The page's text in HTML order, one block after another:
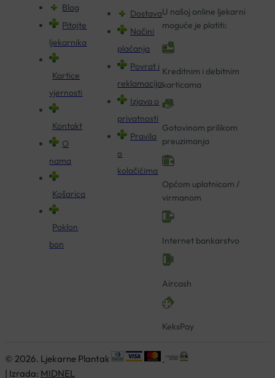
Blog
Pitajte
ljekarnika
Kartice
vjernosti
Kontakt
O
nama
Košarica
Poklon
bon
Dostava
Načini
plaćanja
Povrat i
reklamacija
Izjava o
privatnosti
Pravila
o
kolačićima
U našoj online ljekarni
moguće je platiti:
Kreditnim i debitnim
karticama
Gotovinom prilikom
preuzimanja
Općom uplatnicom /
virmanom
Internet bankarstvo
Aircash
KeksPay
© 2026. Ljekarne Plantak
| Izrada: MIDNEL